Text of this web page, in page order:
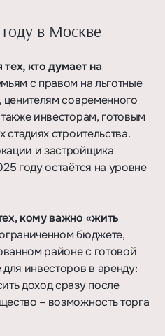
в Москве
кто думает на
с правом на льготные
ценителям современного
инвесторам, готовым
стадиях строительства.
и застройщика
году остаётся на уровне
кому важно «жить
бюджете,
районе с готовой
инвесторов в аренду:
доход сразу после
– возможность торга